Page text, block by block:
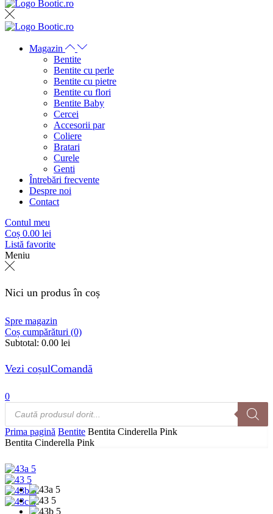
Magazin
Bentite
Bentite cu perle
Bentite cu pietre
Bentite cu flori
Bentite Baby
Cercei
Accesorii par
Coliere
Bratari
Curele
Genti
Întrebări frecvente
Despre noi
Contact
Contul meu
Coș 0.00 lei
Listă favorite
Meniu
Nici un produs în coș
Spre magazin
Coș cumpărături (0)
Subtotal: 0.00 lei
Vezi coșulComandă
0
Products
search
Prima pagină Bentite Bentita Cinderella Pink
Bentita Cinderella Pink